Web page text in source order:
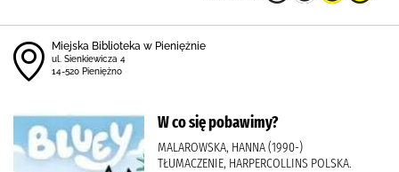
Miejska Biblioteka w Pieniężnie
ul. Sienkiewicza 4
14-520 Pieniężno
W co się pobawimy?
MALAROWSKA, HANNA (1990-)
TŁUMACZENIE, HARPERCOLLINS POLSKA.